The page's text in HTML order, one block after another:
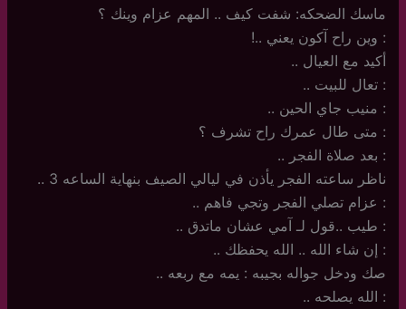
ماسك الضحكه: شفت كيف .. المهم عزام وينك ؟
: وين راح آكون يعني ..!
أكيد مع العيال ..
: تعال للبيت ..
: منيب جاي الحين ..
: متى طال عمرك راح تشرف ؟
: بعد صلاة الفجر ..
ناظر ساعته الفجر يأذن في ليالي الصيف بنهاية الساعه 3 ..
: عزام تصلي الفجر وتجي فاهم ..
: طيب ..قول لـ آمي عشان ماتدق ..
: إن شاء الله .. الله يحفظك ..
صك ودخل جواله بجيبه : يمه مع ربعه ..
: الله يصلحه ..